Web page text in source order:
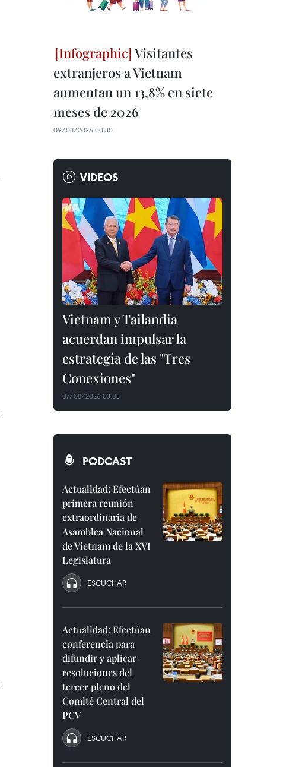
Visitantes
extranjeros a Vietnam
aumentan un 13,8% en siete
meses de 2026
09/08/2026 00:30
VIDEOS
Vietnam y Tailandia
acuerdan impulsar la
estrategia de las "Tres
Conexiones"
07/08/2026 03:08
PODCAST
Actualidad: Efectúan
primera reunión
extraordinaria de
Asamblea Nacional
de Vietnam de la XVI
Legislatura
ESCUCHAR
Actualidad: Efectúan
conferencia para
difundir y aplicar
resoluciones del
tercer pleno del
Comité Central del
PCV
ESCUCHAR